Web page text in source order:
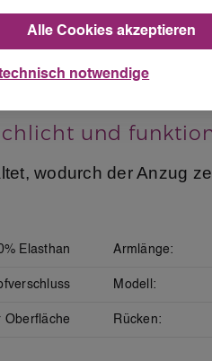
fürMädchenund
Polyamid und 20%
glatter, weicher
und
wodurch der Anzug
Elasthan Armlänge:
Modell:
Oberfläche Rücken:
Alle Cookies akzeptieren
notwendige